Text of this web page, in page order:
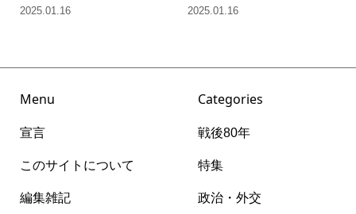
2025.01.16 2025.01.16
Menu
宣言
このサイトについて
編集雑記
Categories
戦後80年
特集
政治・外交